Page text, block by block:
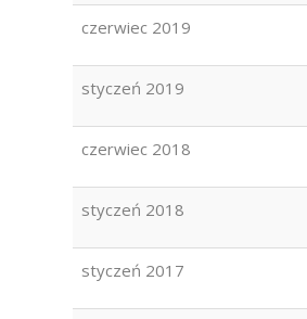
czerwiec 2019
styczeń 2019
czerwiec 2018
styczeń 2018
styczeń 2017